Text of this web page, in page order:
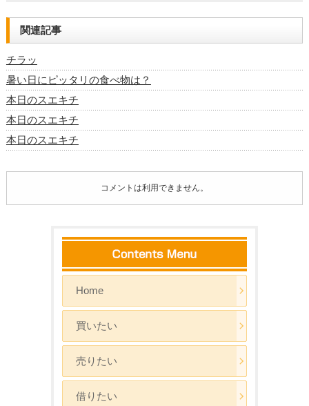
関連記事
チラッ
暑い日にピッタリの食べ物は？
本日のスエキチ
本日のスエキチ
本日のスエキチ
コメントは利用できません。
Home
買いたい
売りたい
借りたい